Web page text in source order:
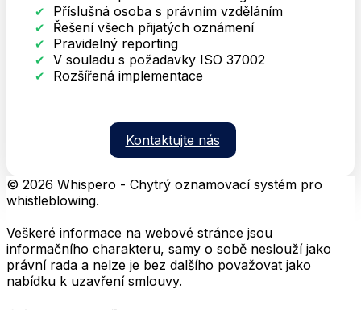
Příslušná osoba s právním vzděláním
Řešení všech přijatých oznámení
Pravidelný reporting
V souladu s požadavky ISO 37002
Rozšířená implementace
Kontaktujte nás
© 2026 Whispero - Chytrý oznamovací systém pro
whistleblowing.
Veškeré informace na webové stránce jsou
informačního charakteru, samy o sobě neslouží jako
právní rada a nelze je bez dalšího považovat jako
nabídku k uzavření smlouvy.